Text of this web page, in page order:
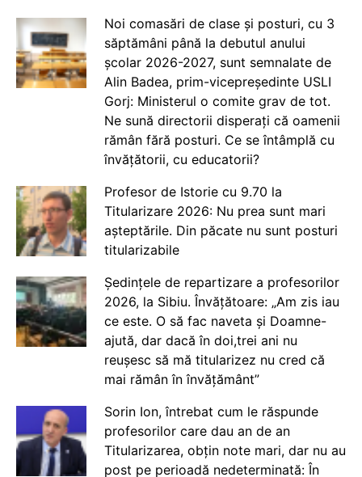
Noi comasări de clase și posturi, cu 3
săptămâni până la debutul anului
școlar 2026-2027, sunt semnalate de
Alin Badea, prim-vicepreședinte USLI
Gorj: Ministerul o comite grav de tot.
Ne sună directorii disperați că oamenii
rămân fără posturi. Ce se întâmplă cu
învățătorii, cu educatorii?
Profesor de Istorie cu 9.70 la
Titularizare 2026: Nu prea sunt mari
așteptările. Din păcate nu sunt posturi
titularizabile
Ședințele de repartizare a profesorilor
2026, la Sibiu. Învățătoare: „Am zis iau
ce este. O să fac naveta și Doamne-
ajută, dar dacă în doi,trei ani nu
reușesc să mă titularizez nu cred că
mai rămân în învățământ”
Sorin Ion, întrebat cum le răspunde
profesorilor care dau an de an
Titularizarea, obțin note mari, dar nu au
post pe perioadă nedeterminată: În